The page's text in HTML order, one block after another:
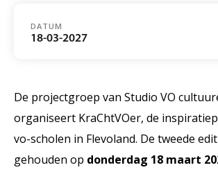
DATUM
18-03-2027
De projectgroep van Studio VO
organiseert KraChtVOer, de
vo-scholen in Flevoland. De tweede
gehouden op donderdag 18 maart